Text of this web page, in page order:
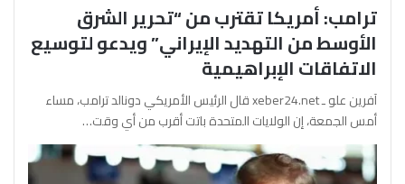
ترامب: أمريكا تقترب من “تحرير الشرق
الأوسط من التهديد الإيراني” ويدعو لتوسيع
الاتفاقات الإبراهيمية
آفرين علو ـ xeber24.net قال الرئيس الأمريكي دونالد ترامب، مساء
أمس الجمعة، إن الولايات المتحدة باتت أقرب من أي وقت…